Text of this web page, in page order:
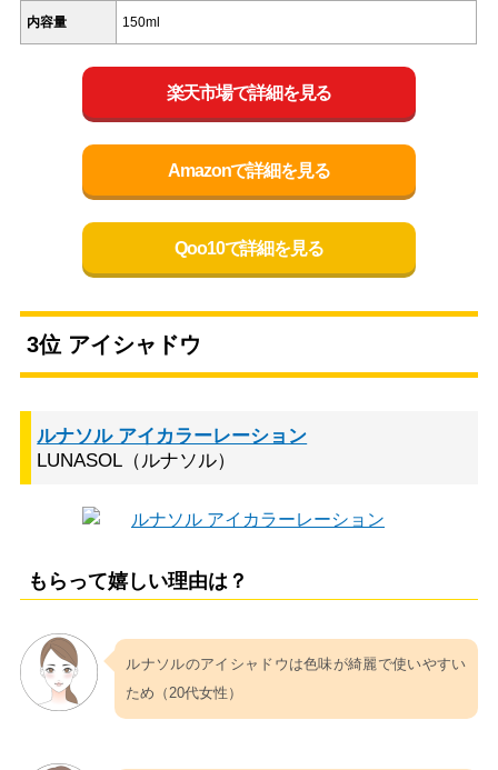
内容量 150ml
楽天市場で詳細を見る
Amazonで詳細を見る
Qoo10で詳細を見る
3位 アイシャドウ
ルナソル アイカラーレーション
LUNASOL（ルナソル）
もらって嬉しい理由は？
ルナソルのアイシャドウは色味が綺麗で使いやすい
ため（20代女性）